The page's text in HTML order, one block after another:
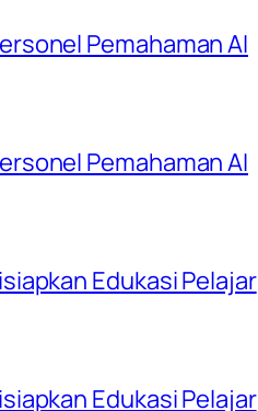
Pemahaman AI
Pemahaman AI
Edukasi Pelajar
Edukasi Pelajar